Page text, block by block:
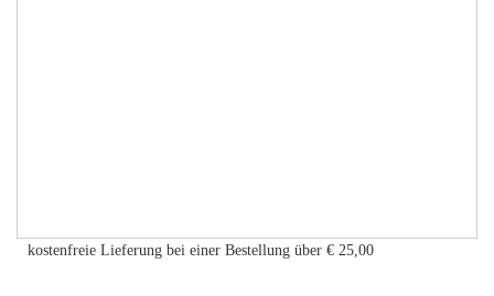
kostenfreie Lieferung bei einer Bestellung über € 25,00